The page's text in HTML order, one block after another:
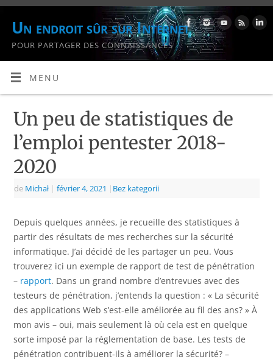
Un endroit sûr sur Internet
POUR PARTAGER DES CONNAISSANCES
MENU
Un peu de statistiques de
l’emploi pentester 2018-
2020
de Michał | février 4, 2021 | Bez kategorii
Depuis quelques années, je recueille des statistiques à
partir des résultats de mes recherches sur la sécurité
informatique. J’ai décidé de les partager un peu. Vous
trouverez ici un exemple de rapport de test de pénétration
– rapport. Dans un grand nombre d’entrevues avec des
testeurs de pénétration, j’entends la question : « La sécurité
des applications Web s’est-elle améliorée au fil des ans? » À
mon avis – oui, mais seulement là où cela est en quelque
sorte imposé par la réglementation de base. Les tests de
pénétration contribuent-ils à améliorer la sécurité? –